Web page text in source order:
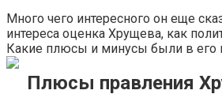
Много чего интересного он еще
интереса оценка Хрущева, как
Какие плюсы и минусы были в его
Плюсы правления